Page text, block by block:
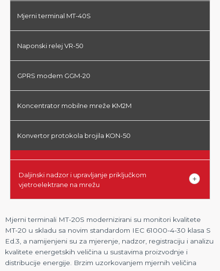
Mjerni terminal MT-40S
Naponski relej VR-50
GPRS modem GGM-20
Koncentrator mobilne mreže KM2M
Konvertor protokola brojila KON-50
Daljinski nadzor i upravljanje priključkom
vjetroelektrane na mrežu
Mjerni terminali MT-20S modernizirani su monitori kvalitete
MT-20 u skladu sa novim standardom IEC 61000-4-30 klasa S
Ed.3, a namijenjeni su za mjerenje, nadzor, registraciju i analizu
kvalitete energetskih veličina u sustavima proizvodnje i
distribucije energije. Brzim uzorkovanjem mjernih veličina